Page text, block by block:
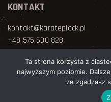
KONTAKT
kontakt@karateplock.pl
+48 575 600 828
Copyright © 2025 Wszelkie
Kyokushinkai
Ta strona korzysta z
najwyższym poziomie.
że zgadzasz